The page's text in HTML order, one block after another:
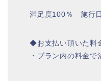
満足度100％ 施行
◆お支払い頂いた料
・プラン内の料金で